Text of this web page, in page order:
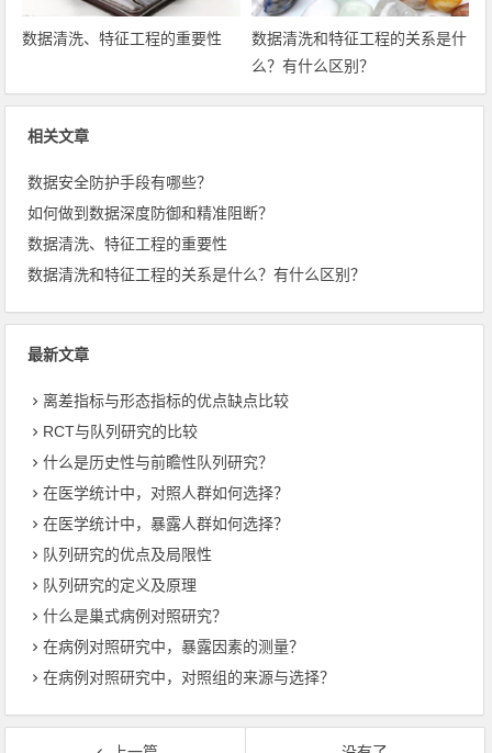
数据清洗、特征工程的重要性
数据清洗和特征工程的关系是什
么？有什么区别？
相关文章
数据安全防护手段有哪些？
如何做到数据深度防御和精准阻断？
数据清洗、特征工程的重要性
数据清洗和特征工程的关系是什么？有什么区别？
最新文章
离差指标与形态指标的优点缺点比较
RCT与队列研究的比较
什么是历史性与前瞻性队列研究？
在医学统计中，对照人群如何选择？
在医学统计中，暴露人群如何选择？
队列研究的优点及局限性
队列研究的定义及原理
什么是巢式病例对照研究？
在病例对照研究中，暴露因素的测量？
在病例对照研究中，对照组的来源与选择？